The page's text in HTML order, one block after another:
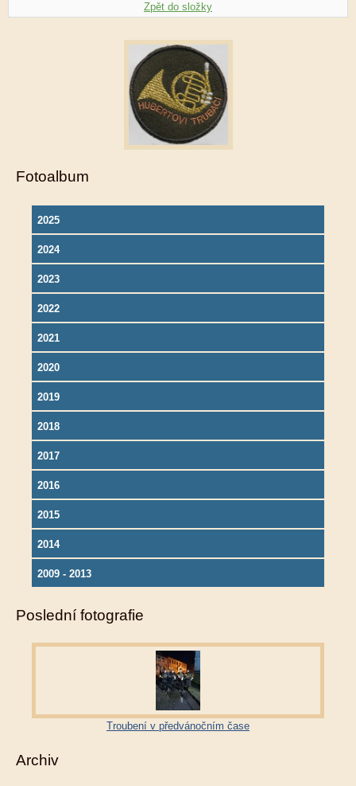
Zpět do složky
Fotoalbum
2025
2024
2023
2022
2021
2020
2019
2018
2017
2016
2015
2014
2009 - 2013
Poslední fotografie
Troubení v předvánočním čase
Archiv